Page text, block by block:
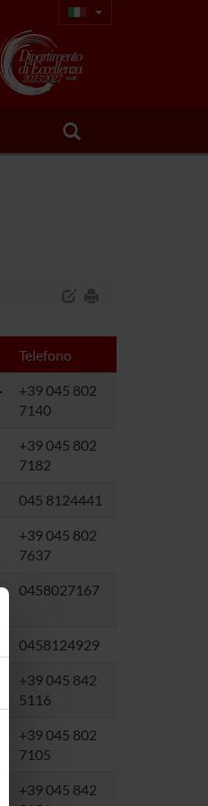
Telefono
+39 045 802
7140
+39 045 802
7182
045 8124441
+39 045 802
7637
0458027167
0458124929
+39 045 842
5116
+39 045 802
7105
+39 045 842